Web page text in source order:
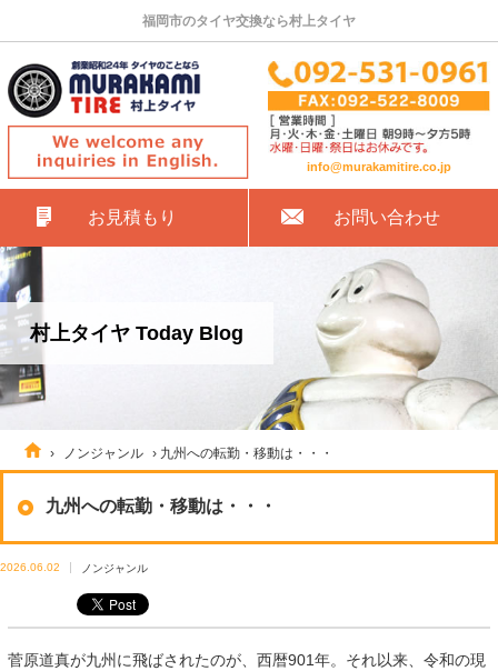
福岡市のタイヤ交換なら村上タイヤ
info@murakamitire.co.jp
お見積もり お問い合わせ
村上タイヤ Today Blog
› ノンジャンル › 九州への転勤・移動は・・・
九州への転勤・移動は・・・
2026.06.02 ノンジャンル
菅原道真が九州に飛ばされたのが、西暦901年。それ以来、令和の現